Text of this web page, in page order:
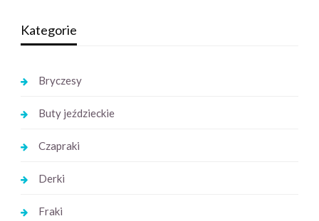
Kategorie
Bryczesy
Buty jeździeckie
Czapraki
Derki
Fraki